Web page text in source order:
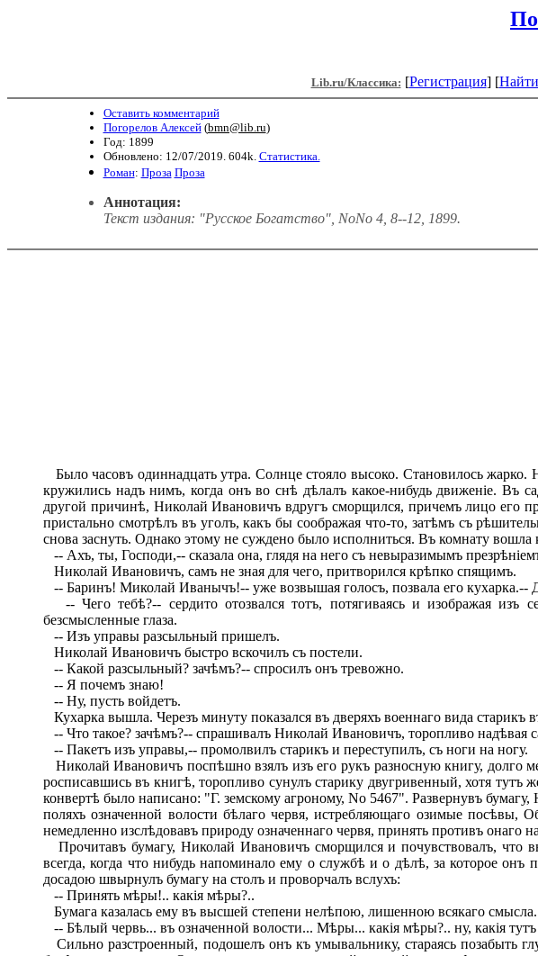
Lib.ru/Классика: [Регистрация] [Найти
Оставить комментарий
Погорелов Алексей(bmn@lib.ru)
Год: 1899
Обновлено: 12/07/2019. 604k. Статистика.
Роман: Проза Проза
Аннотация:
Текст издания: "Русское Богатство", NoNo 4, 8--12, 1899.
Было часовъ одиннадцать утра. Солнце стояло высоко. Становилось
кружились надъ нимъ, когда онъ во снѣ дѣлалъ какое-нибудь движеніе. Въ
другой причинѣ, Николай Ивановичъ вдругъ сморщился, причемъ лицо его
пристально смотрѣлъ въ уголъ, какъ бы соображая что-то, затѣмъ съ
снова заснуть. Однако этому не суждено было исполниться. Въ комнату вошла
-- Ахъ, ты, Господи,-- сказала она, глядя на него съ невыразимымъ
Николай Ивановичъ, самъ не зная для чего, притворился крѣпко спящимъ.
-- Баринъ! Миколай Иванычъ!-- уже возвышая голосъ, позвала его
-- Чего тебѣ?-- сердито отозвался тотъ, потягиваясь и изображая изъ
безсмысленные глаза.
-- Изъ управы разсыльный пришелъ.
Николай Ивановичъ быстро вскочилъ съ постели.
-- Какой разсыльный? зачѣмъ?-- спросилъ онъ тревожно.
-- Я почемъ знаю!
-- Ну, пусть войдетъ.
Кухарка вышла. Черезъ минуту показался въ дверяхъ военнаго вида
-- Что такое? зачѣмъ?-- спрашивалъ Николай Ивановичъ, торопливо надѣвая
-- Пакетъ изъ управы,-- промолвилъ старикъ и переступилъ, съ ноги на ногу.
Николай Ивановичъ поспѣшно взялъ изъ его рукъ разносную книгу, долго
росписавшись въ книгѣ, торопливо сунулъ старику двугривенный, хотя тутъ
конвертѣ было написано: "Г. земскому агроному, No 5467". Развернувъ
поляхъ означенной волости бѣлаго червя, истребляющаго озимые посѣвы,
немедленно изслѣдовавъ природу означеннаго червя, принять противъ
Прочитавъ бумагу, Николай Ивановичъ сморщился и почувствовалъ, что
всегда, когда что нибудь напоминало ему о службѣ и о дѣлѣ, за которое
досадою швырнулъ бумагу на столъ и проворчалъ вслухъ:
-- Принять мѣры!.. какія мѣры?..
Бумага казалась ему въ высшей степени нелѣпою, лишенною всякаго смысла.
-- Бѣлый червь... въ означенной волости... Мѣры... какія мѣры?.. ну, какія
Сильно разстроенный, подошелъ онъ къ умывальнику, стараясь позабыть